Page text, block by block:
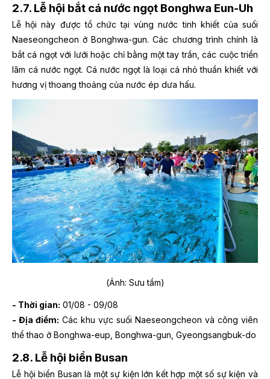
2.7. Lễ hội bắt cá nước ngọt Bonghwa Eun-Uh
Lễ hội này được tổ chức tại vùng nước tinh khiết của suối
Naeseongcheon ở Bonghwa-gun. Các chương trình chính là
bắt cá ngọt với lưới hoặc chỉ bằng một tay trần, các cuộc triển
lãm cá nước ngọt. Cá nước ngọt là loại cá nhỏ thuần khiết với
hương vị thoang thoảng của nước ép dưa hấu.
(Ảnh: Sưu tầm)
- Thời gian: 01/08 - 09/08
- Địa điểm: Các khu vực suối Naeseongcheon và công viên
thể thao ở Bonghwa-eup, Bonghwa-gun, Gyeongsangbuk-do
2.8. Lễ hội biển Busan
Lễ hội biển Busan là một sự kiện lớn kết hợp một số sự kiện và